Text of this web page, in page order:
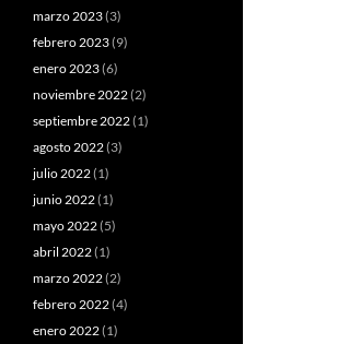
marzo 2023(3)
febrero 2023(9)
enero 2023(6)
noviembre 2022(2)
septiembre 2022(1)
agosto 2022(3)
julio 2022(1)
junio 2022(1)
mayo 2022(5)
abril 2022(1)
marzo 2022(2)
febrero 2022(4)
enero 2022(1)